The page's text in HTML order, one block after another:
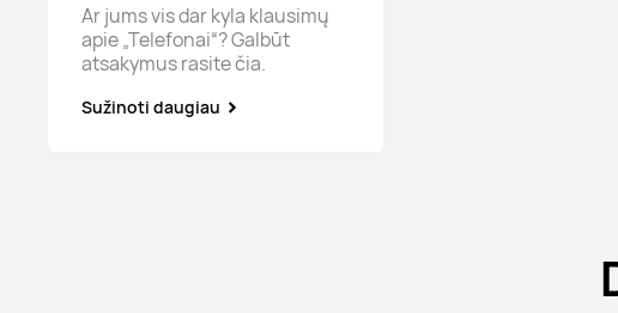
Ar jums vis dar kyla klausimų
apie „Telefonai“? Galbūt
atsakymus rasite čia.
Sužinoti daugiau